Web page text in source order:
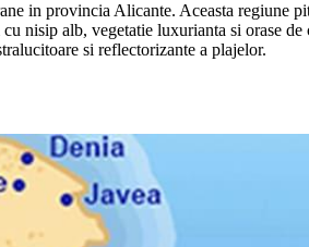
in provincia Alicante. Aceasta regiune
nisip alb, vegetatie luxurianta si orase de
si reflectorizante a plajelor.